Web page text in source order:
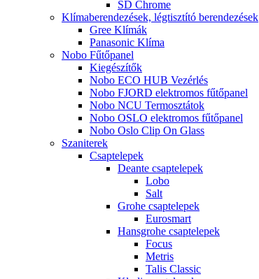
SD Chrome
Klímaberendezések, légtisztító berendezések
Gree Klímák
Panasonic Klíma
Nobo Fűtőpanel
Kiegészítők
Nobo ECO HUB Vezérlés
Nobo FJORD elektromos fűtőpanel
Nobo NCU Termosztátok
Nobo OSLO elektromos fűtőpanel
Nobo Oslo Clip On Glass
Szaniterek
Csaptelepek
Deante csaptelepek
Lobo
Salt
Grohe csaptelepek
Eurosmart
Hansgrohe csaptelepek
Focus
Metris
Talis Classic